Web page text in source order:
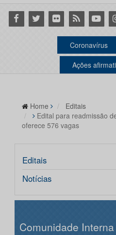
Facebook
Twitter Flickr RSS
Coronavírus
Ações
Home
Editais
Edital para readmissão
oferece 576 vagas
Editais
Notícias
Comunidade Interna